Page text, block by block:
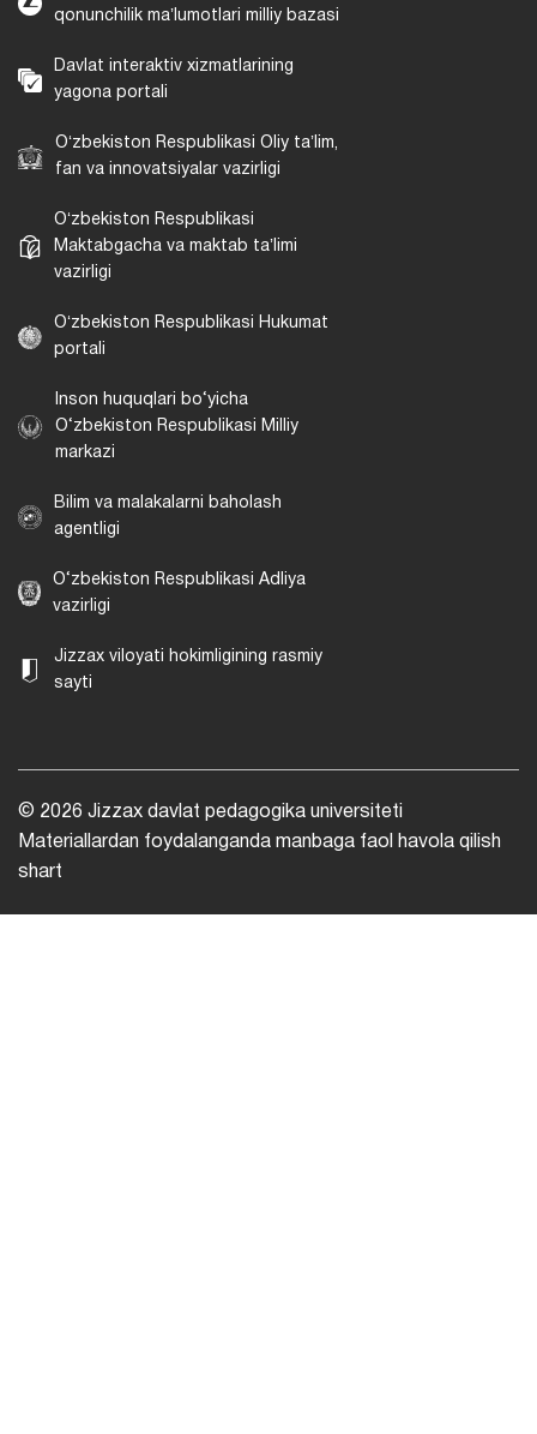
qonunchilik maʼlumotlari milliy bazasi
Davlat interaktiv xizmatlarining
yagona portali
Oʻzbekiston Respublikasi Oliy taʼlim,
fan va innovatsiyalar vazirligi
Oʻzbekiston Respublikasi
Maktabgacha va maktab taʼlimi
vazirligi
Oʻzbekiston Respublikasi Hukumat
portali
Inson huquqlari bo‘yicha
O‘zbekiston Respublikasi Milliy
markazi
Bilim va malakalarni baholash
agentligi
O‘zbekiston Respublikasi Adliya
vazirligi
Jizzax viloyati hokimligining rasmiy
sayti
© 2026 Jizzax davlat pedagogika universiteti
Materiallardan foydalanganda manbaga faol havola qilish
shart